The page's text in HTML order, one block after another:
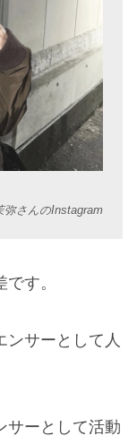
弥さんのInstagram
す。
ンサーとして人
サーとして活動